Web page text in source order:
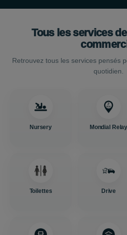
Tous les services
Retrouvez tous les services pensés
quotidien.
Nursery Mondial Relay
Toilettes Drive